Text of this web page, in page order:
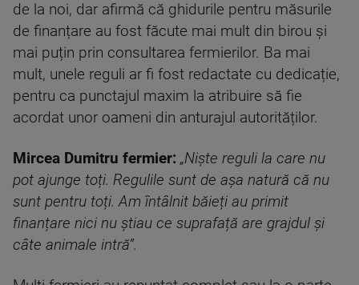
de la noi, dar afirmă că ghidurile pentru măsurile
de finanțare au fost făcute mai mult din birou și
mai puțin prin consultarea fermierilor. Ba mai
mult, unele reguli ar fi fost redactate cu dedicație,
pentru ca punctajul maxim la atribuire să fie
acordat unor oameni din anturajul autorităților.
Mircea Dumitru fermier: „Niște reguli la care nu
pot ajunge toți. Regulile sunt de așa natură că nu
sunt pentru toți. Am întâlnit băieți au primit
finanțare nici nu știau ce suprafață are grajdul și
câte animale intră”.